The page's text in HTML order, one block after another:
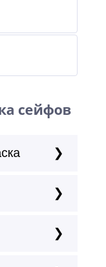
сейфов